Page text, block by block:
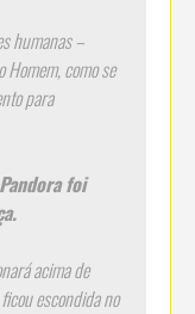
humanas –
como se
para
foi
acima de
escondida no